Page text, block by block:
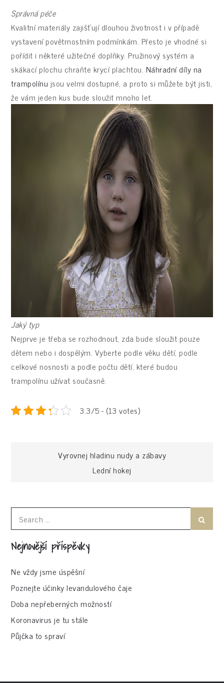
Správná péče
Kvalitní materiály zajišťují dlouhou životnost i v případě
vystavení povětrnostním podmínkám. Přesto je vhodné si
pořídit i některé užitečné doplňky. Pružinový systém a
skákací plochu chraňte krycí plachtou. Náhradní díly na
trampolínu jsou velmi dostupné, a proto si můžete být jisti,
že vám jeden kus bude sloužit mnoho let.
Jaký typ
Nejprve je třeba se rozhodnout, zda bude sloužit pouze
dětem nebo i dospělým. Vyberte podle věku dětí, podle
celkové nosnosti a podle počtu dětí, které budou
trampolínu užívat současně.
3.3/5 - (13 votes)
Navigace
příspěvek
Vyrovnej hladinu nudy a zábavy
Lední hokej
for:
Nejnovější příspěvky
Ne vždy jsme úspěšní
Poznejte účinky levandulového čaje
Doba nepřeberných možností
Koronavirus je tu stále
Půjčka to spraví